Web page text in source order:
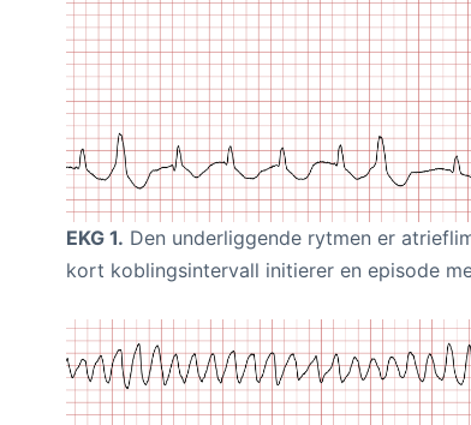
EKG 1. Den underliggende rytmen er
kort koblingsintervall initierer en episode